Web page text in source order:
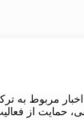
مربوط به
حمایت از